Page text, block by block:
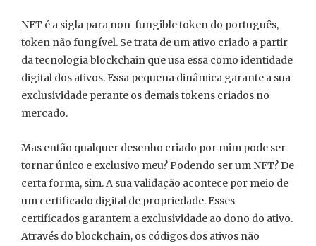
NFT é a sigla para non-fungible token do português,
token não fungível. Se trata de um ativo criado a partir
da tecnologia blockchain que usa essa como identidade
digital dos ativos. Essa pequena dinâmica garante a sua
exclusividade perante os demais tokens criados no
mercado.
Mas então qualquer desenho criado por mim pode ser
tornar único e exclusivo meu? Podendo ser um NFT? De
certa forma, sim. A sua validação acontece por meio de
um certificado digital de propriedade. Esses
certificados garantem a exclusividade ao dono do ativo.
Através do blockchain, os códigos dos ativos não